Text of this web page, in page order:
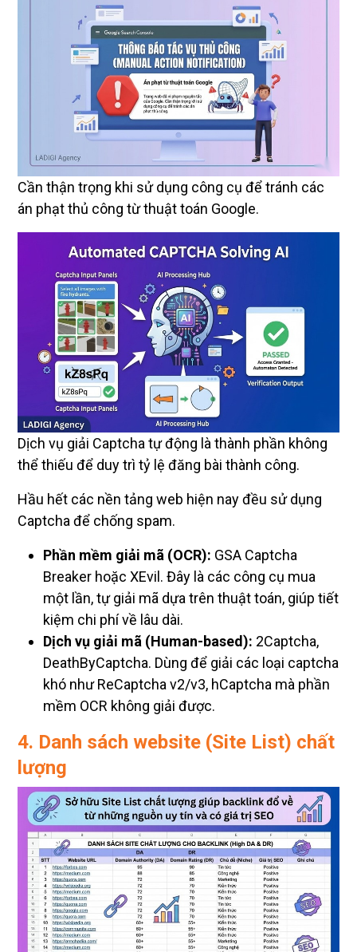
Cần thận trọng khi sử dụng công cụ để tránh các
án phạt thủ công từ thuật toán Google.
Dịch vụ giải Captcha tự động là thành phần không
thể thiếu để duy trì tỷ lệ đăng bài thành công.
Hầu hết các nền tảng web hiện nay đều sử dụng
Captcha để chống spam.
Phần mềm giải mã (OCR): GSA Captcha
Breaker hoặc XEvil. Đây là các công cụ mua
một lần, tự giải mã dựa trên thuật toán, giúp tiết
kiệm chi phí về lâu dài.
Dịch vụ giải mã (Human-based): 2Captcha,
DeathByCaptcha. Dùng để giải các loại captcha
khó như ReCaptcha v2/v3, hCaptcha mà phần
mềm OCR không giải được.
4. Danh sách website (Site List) chất
lượng